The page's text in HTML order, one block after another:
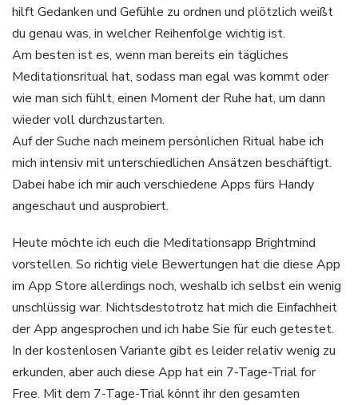
hilft Gedanken und Gefühle zu ordnen und plötzlich weißt
du genau was, in welcher Reihenfolge wichtig ist.
Am besten ist es, wenn man bereits ein tägliches
Meditationsritual hat, sodass man egal was kommt oder
wie man sich fühlt, einen Moment der Ruhe hat, um dann
wieder voll durchzustarten.
Auf der Suche nach meinem persönlichen Ritual habe ich
mich intensiv mit unterschiedlichen Ansätzen beschäftigt.
Dabei habe ich mir auch verschiedene Apps fürs Handy
angeschaut und ausprobiert.
Heute möchte ich euch die Meditationsapp Brightmind
vorstellen. So richtig viele Bewertungen hat die diese App
im App Store allerdings noch, weshalb ich selbst ein wenig
unschlüssig war. Nichtsdestotrotz hat mich die Einfachheit
der App angesprochen und ich habe Sie für euch getestet.
In der kostenlosen Variante gibt es leider relativ wenig zu
erkunden, aber auch diese App hat ein 7-Tage-Trial for
Free. Mit dem 7-Tage-Trial könnt ihr den gesamten